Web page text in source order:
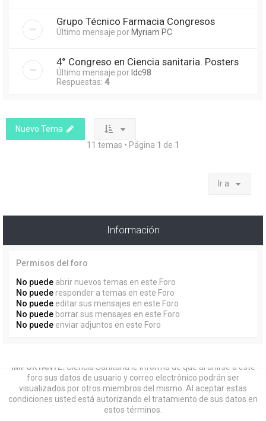
Grupo Técnico Farmacia Congresos
Último mensaje por Myriam PC
4° Congreso en Ciencia sanitaria. Posters
Último mensaje por Idc98
Respuestas: 4
Nuevo Tema
11 temas • Página 1 de 1
Ir a
Información
Permisos del foro
No puede abrir nuevos temas en este Foro
No puede responder a temas en este Foro
No puede editar sus mensajes en este Foro
No puede borrar sus mensajes en este Foro
No puede enviar adjuntos en este Foro
IMPORTANTE: Ciencia Sanitaria le informa de que al unirse a este
foro sus datos de usuario y correo electrónico podrán ser
visualizados por otros miembros del mismo. Al aceptar estas
condiciones usted está autorizando el tratamiento de sus datos en
estos términos.